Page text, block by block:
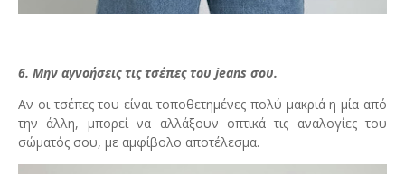
6. Μην αγνοήσεις τις τσέπες του jeans σου.
Αν οι τσέπες του είναι τοποθετημένες πολύ μακριά η μία από
την άλλη, μπορεί να αλλάξουν οπτικά τις αναλογίες του
σώματός σου, με αμφίβολο αποτέλεσμα.